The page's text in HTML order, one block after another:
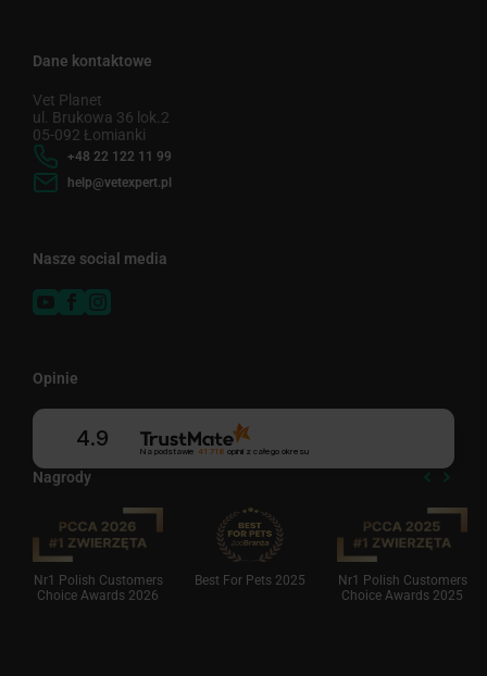
Dane kontaktowe
Vet Planet
ul. Brukowa 36 lok.2
05-092 Łomianki
+48 22 122 11 99
help@vetexpert.pl
Nasze social media
Nagrody
Nr1 Polish Customers
Choice Awards 2026
Best For Pets 2025
Nr1 Polish Customers
Choice Awards 2025
Opinie
4.9
Na podstawie 41 718 opinii z całego okresu